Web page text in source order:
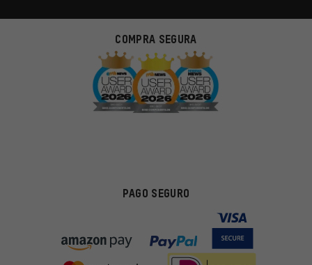
COMPRA SEGURA
PAGO SEGURO